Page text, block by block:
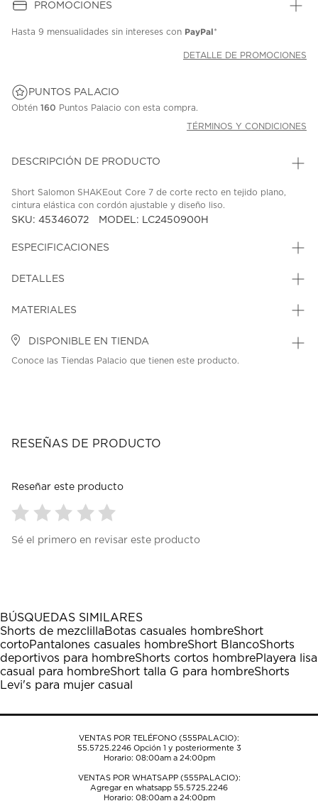
PROMOCIONES
Hasta 9 mensualidades sin intereses con PayPal*
DETALLE DE PROMOCIONES
PUNTOS PALACIO
Obtén 160 Puntos Palacio con esta compra.
TÉRMINOS Y CONDICIONES
DESCRIPCIÓN DE PRODUCTO
Short Salomon SHAKEout Core 7 de corte recto en tejido plano,
cintura elástica con cordón ajustable y diseño liso.
SKU: 45346072 MODEL: LC2450900H
ESPECIFICACIONES
DETALLES
MATERIALES
DISPONIBLE EN TIENDA
Conoce las Tiendas Palacio que tienen este producto.
RESEÑAS DE PRODUCTO
Reseñar este producto
para
1
estrella
Esta
acción
abrirá
el
formulario
envío.
para
estrellas.
Esta
acción
abrirá
el
formulario
envío.
para
estrellas.
Esta
acción
abrirá
el
formulario
envío.
para
estrellas.
Esta
acción
abrirá
el
formulario
envío.
para
estrellas.
Esta
acción
abrirá
el
formulario
envío.
Sé el primero en revisar este producto
BÚSQUEDAS SIMILARES
Shorts de mezclillaBotas casuales hombreShort
cortoPantalones casuales hombreShort BlancoShorts
deportivos para hombreShorts cortos hombrePlayera lisa
casual para hombreShort talla G para hombreShorts
Levi's para mujer casual
VENTAS POR TELÉFONO (555PALACIO):
55.5725.2246Opción 1 y posteriormente 3
Horario: 08:00am a 24:00pm
VENTAS POR WHATSAPP (555PALACIO):
Agregar en whatsapp 55.5725.2246
Horario: 08:00am a 24:00pm